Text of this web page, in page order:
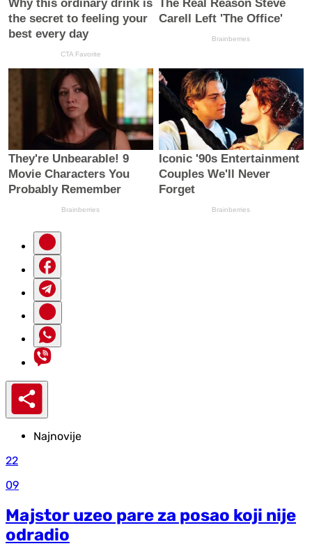
Najnovije
22
09
Majstor uzeo pare za posao koji nije
odradio